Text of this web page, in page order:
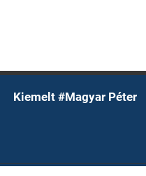
Kiemelt #Magyar Péter